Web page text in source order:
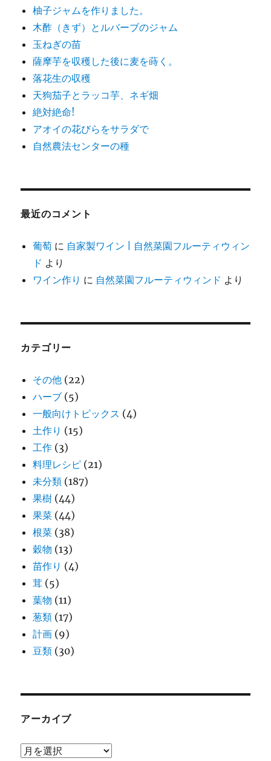
柚子ジャムを作りました。
木酢（きず）とルバーブのジャム
玉ねぎの苗
薩摩芋を収穫した後に麦を蒔く。
落花生の収穫
天狗茄子とラッコ芋、ネギ畑
絶対絶命!
アオイの花びらをサラダで
自然農法センターの種
最近のコメント
葡萄 に 自家製ワイン | 自然菜園フルーティウィン
ド より
ワイン作り に 自然菜園フルーティウィンド より
カテゴリー
その他 (22)
ハーブ (5)
一般向けトピックス (4)
土作り (15)
工作 (3)
料理レシピ (21)
未分類 (187)
果樹 (44)
果菜 (44)
根菜 (38)
穀物 (13)
苗作り (4)
茸 (5)
葉物 (11)
葱類 (17)
計画 (9)
豆類 (30)
アーカイブ
ア